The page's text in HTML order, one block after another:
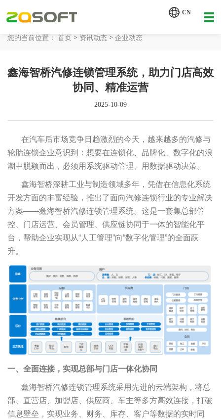
CN
工业AI
解决方案
客户案例
关于我们
您的当前位置： 首页 > 资讯动态 > 企业动态
鑫海智桥汽修连锁管理系统，助力门店高效
协同、精准运营
2025-10-09
在汽车后市场竞争日趋激烈的今天，越来越多的汽修与
轮胎连锁企业意识到：想要在连锁化、品牌化、数字化的浪
潮中脱颖而出，必须用系统驱动管理、用数据驱动决策。
鑫海智桥深耕工业与制造领域多年，凭借在信息化系统
开发方面的丰富经验，推出了面向汽修连锁行业的专业解决
方案——鑫海智桥汽修连锁管理系统。这是一套集总部管
控、门店运营、会员管理、供应链协同于一体的智能化平
台，帮助企业实现从“人工管理”向“数字化管理”的全面跃
升。
一、全面连接，实现总部与门店一体化协同
鑫海智桥汽修连锁管理系统采用先进的云端架构，将总
部、直营店、加盟店、供应商、车主等多方高效连接，打破
信息壁垒，实现业务、财务、库存、客户等数据的实时同
【AI 智能体重塑企业运营管理.pdf】
详情致电 400-107-7178